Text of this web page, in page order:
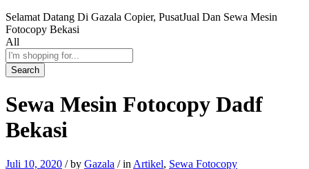
Selamat Datang Di Gazala Copier, PusatJual Dan Sewa Mesin
Fotocopy Bekasi
All
Search
Sewa Mesin Fotocopy Dadf
Bekasi
Juli 10, 2020 /by Gazala /in Artikel, Sewa Fotocopy